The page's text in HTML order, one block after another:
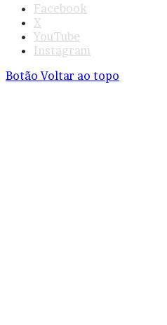
Facebook
X
YouTube
Instagram
Botão Voltar ao topo